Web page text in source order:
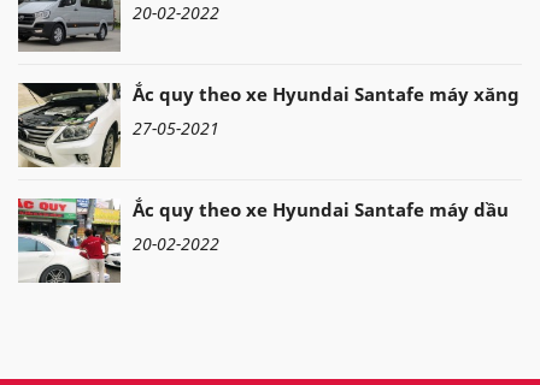
20-02-2022
Ắc quy theo xe Hyundai Santafe máy xăng
27-05-2021
Ắc quy theo xe Hyundai Santafe máy dầu
20-02-2022